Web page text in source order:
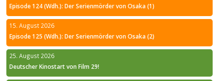
Episode 124 (Wdh.): Der Serienmörder von Osaka (1)
15. August 2026
Episode 125 (Wdh.): Der Serienmörder von Osaka (2)
25. August 2026
Deutscher Kinostart von Film 29!